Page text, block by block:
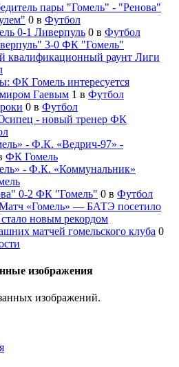
пары "Гомель" - "Ренова"
0 в Футбол
0-1 Ливерпуль 0 в Футбол
3-0 ФК "Гомель"
квалификационный раунт Лиги
ФК Гомель интересуется
Гаевым 1 в Футбол
0 в Футбол
- новый тренер ФК
- Ф.К. «Ведрич-97» -
ФК Гомель
- Ф.К. «Коммунальник»
0-2 ФК "Гомель" 0 в Футбол
«Гомель» — БАТЭ посетило
новым рекордом
матчей гомельского клуба 0
изображения
изображений.